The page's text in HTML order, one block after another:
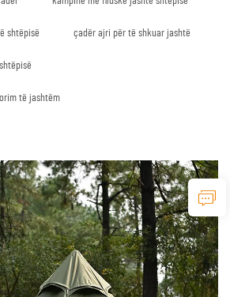
shtëpisë çadër ajri për të shkuar jashtë
të jashtëm